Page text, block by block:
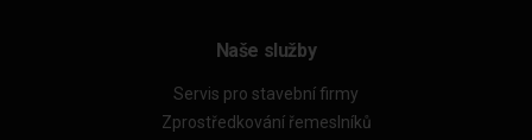
Naše služby
Servis pro stavební firmy
Zprostředkování řemeslníků